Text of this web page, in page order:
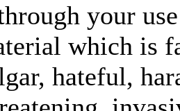
your
which is
hateful,